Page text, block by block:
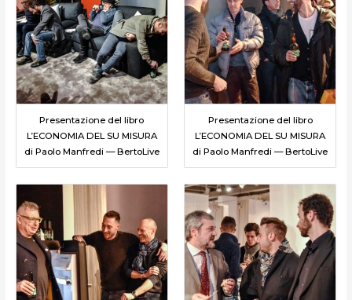
Presentazione del libro
L’ECONOMIA DEL SU MISURA
di Paolo Manfredi — BertoLive
Presentazione del libro
L’ECONOMIA DEL SU MISURA
di Paolo Manfredi — BertoLive